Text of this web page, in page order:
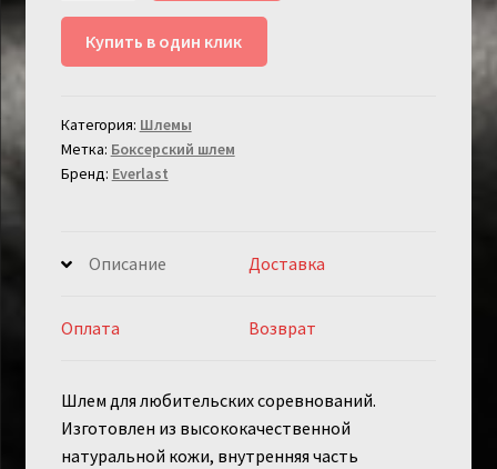
Шлем
боксерский
USA
Купить в один клик
Категория: Шлемы
Метка: Боксерский шлем
Бренд: Everlast
Описание Доставка
Оплата Возврат
Шлем для любительских соревнований.
Изготовлен из высококачественной
натуральной кожи, внутренняя часть